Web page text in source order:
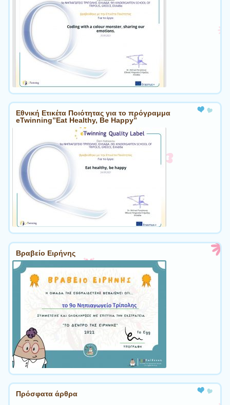
Εθνική Ετικέτα Ποιότητας για το πρόγραμμα
eTwinning”Eat Healthy, Be Happy”
Βραβείο Ειρήνης
Πρόσφατα άρθρα